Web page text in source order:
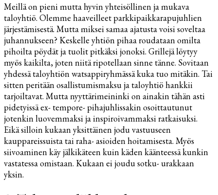
Meillä on pieni mutta hyvin yhteisöllinen ja mukava
taloyhtiö. Olemme haaveilleet parkkipaikkarapujuhlien
järjestämisestä. Mutta miksei samaa ajatusta voisi soveltaa
juhannukseen? Keskelle yhtiön pihaa roudataan omilta
pihoilta pöydät ja tuolit pitkäksi jonoksi. Grillejä löytyy
myös kaikilta, joten niitä ripotellaan sinne tänne. Sovitaan
yhdessä taloyhtiön watsappiryhmässä kuka tuo mitäkin. Tai
sitten peritään osallistumismaksu ja taloyhtiö hankkii
tarjoiltavat. Mutta nyyttärimeininki on ainakin tähän asti
pidetyissä ex- tempore- pihajuhlissakin osoittautunut
jotenkin luovemmaksi ja inspiroivammaksi ratkaisuksi.
Eikä silloin kukaan yksittäinen jodu vastuuseen
kauppareissuista tai raha- asioiden hoitamisesta. Myös
siivoaminen käy jälkikäteen kuin käden käänteessä kunkin
vastatessa omistaan. Kukaan ei joudu sotku- urakkaan
yksin.